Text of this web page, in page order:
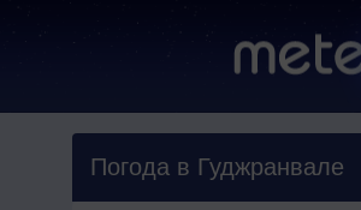
Погода в Гуджранвале